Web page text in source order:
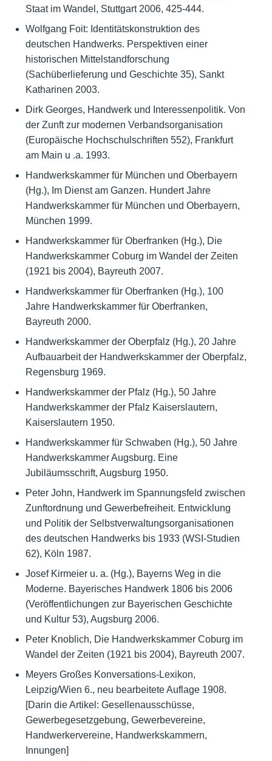
Staat im Wandel, Stuttgart 2006, 425-444.
Wolfgang Foit: Identitätskonstruktion des
deutschen Handwerks. Perspektiven einer
historischen Mittelstandforschung
(Sachüberlieferung und Geschichte 35), Sankt
Katharinen 2003.
Dirk Georges, Handwerk und Interessenpolitik. Von
der Zunft zur modernen Verbandsorganisation
(Europäische Hochschulschriften 552), Frankfurt
am Main u .a. 1993.
Handwerkskammer für München und Oberbayern
(Hg.), Im Dienst am Ganzen. Hundert Jahre
Handwerkskammer für München und Oberbayern,
München 1999.
Handwerkskammer für Oberfranken (Hg.), Die
Handwerkskammer Coburg im Wandel der Zeiten
(1921 bis 2004), Bayreuth 2007.
Handwerkskammer für Oberfranken (Hg.), 100
Jahre Handwerkskammer für Oberfranken,
Bayreuth 2000.
Handwerkskammer der Oberpfalz (Hg.), 20 Jahre
Aufbauarbeit der Handwerkskammer der Oberpfalz,
Regensburg 1969.
Handwerkskammer der Pfalz (Hg.), 50 Jahre
Handwerkskammer der Pfalz Kaiserslautern,
Kaiserslautern 1950.
Handwerkskammer für Schwaben (Hg.), 50 Jahre
Handwerkskammer Augsburg. Eine
Jubiläumsschrift, Augsburg 1950.
Peter John, Handwerk im Spannungsfeld zwischen
Zunftordnung und Gewerbefreiheit. Entwicklung
und Politik der Selbstverwaltungsorganisationen
des deutschen Handwerks bis 1933 (WSI-Studien
62), Köln 1987.
Josef Kirmeier u. a. (Hg.), Bayerns Weg in die
Moderne. Bayerisches Handwerk 1806 bis 2006
(Veröffentlichungen zur Bayerischen Geschichte
und Kultur 53), Augsburg 2006.
Peter Knoblich, Die Handwerkskammer Coburg im
Wandel der Zeiten (1921 bis 2004), Bayreuth 2007.
Meyers Großes Konversations-Lexikon,
Leipzig/Wien 6., neu bearbeitete Auflage 1908.
[Darin die Artikel: Gesellenausschüsse,
Gewerbegesetzgebung, Gewerbevereine,
Handwerkervereine, Handwerkskammern,
Innungen]